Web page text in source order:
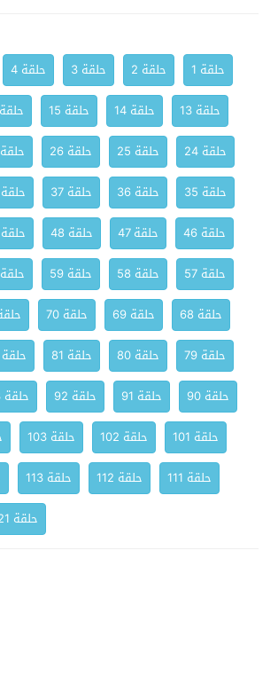
حلقة 1 حلقة 2 حلقة 3 حلقة 4
حلقة 13
حلقة 14 حلقة 15 حلقة
حلقة 24
حلقة 25 حلقة 26 حلقة
حلقة 35
حلقة 36 حلقة 37 حلقة
حلقة 46
حلقة 47 حلقة 48 حلقة 49
حلقة 57
حلقة 58 حلقة 59 حلقة 60
حلقة 68
حلقة 69 حلقة 70 حلقة
حلقة 79
حلقة 80 حلقة 81 حلقة 82
حلقة 90
حلقة 91 حلقة 92 حلقة 93
حلقة 101
حلقة 102 حلقة 103
حلقة 111
حلقة 112 حلقة 113
حلقة 121